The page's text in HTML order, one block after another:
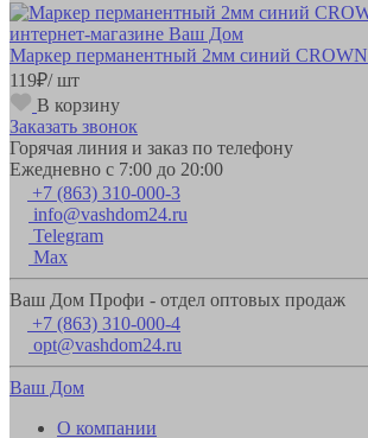
Маркер перманентный 2мм синий CROWN
119₽/ шт
В корзину
Заказать звонок
Горячая линия и заказ по телефону
Ежедневно с 7:00 до 20:00
+7 (863) 310-000-3
info@vashdom24.ru
Telegram
Max
Ваш Дом Профи - отдел оптовых продаж
+7 (863) 310-000-4
opt@vashdom24.ru
Ваш Дом
О компании